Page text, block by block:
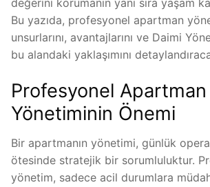
değerini korumanın yanı sıra yaşam
Bu yazıda, profesyonel apartman
unsurlarını, avantajlarını ve Daimi
bu alandaki yaklaşımını
Profesyonel Apartman
Yönetiminin Önemi
Bir apartmanın yönetimi, günlük
ötesinde stratejik bir sorumluluktur.
yönetim, sadece acil durumlara